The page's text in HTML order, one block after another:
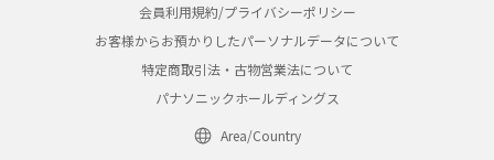
会員利用規約/プライバシーポリシー
お客様からお預かりしたパーソナルデータについて
特定商取引法・古物営業法について
パナソニックホールディングス
Area/Country